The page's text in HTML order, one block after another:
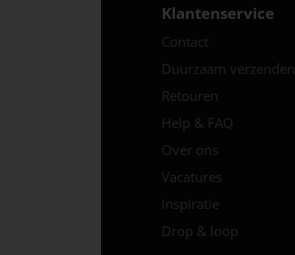
Klantenservice
Contact
Duurzaam verzenden
Retouren
Help & FAQ
Over ons
Vacatures
Inspiratie
Drop & loop